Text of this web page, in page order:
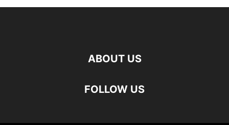
ABOUT US
FOLLOW US